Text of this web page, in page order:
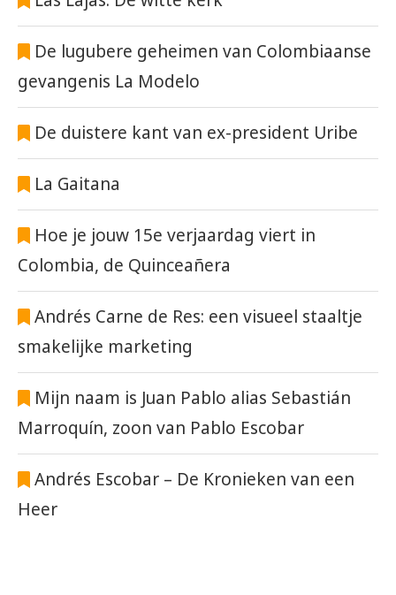
De lugubere geheimen van Colombiaanse
gevangenis La Modelo
De duistere kant van ex-president Uribe
La Gaitana
Hoe je jouw 15e verjaardag viert in
Colombia, de Quinceañera
Andrés Carne de Res: een visueel staaltje
smakelijke marketing
Mijn naam is Juan Pablo alias Sebastián
Marroquín, zoon van Pablo Escobar
Andrés Escobar – De Kronieken van een
Heer